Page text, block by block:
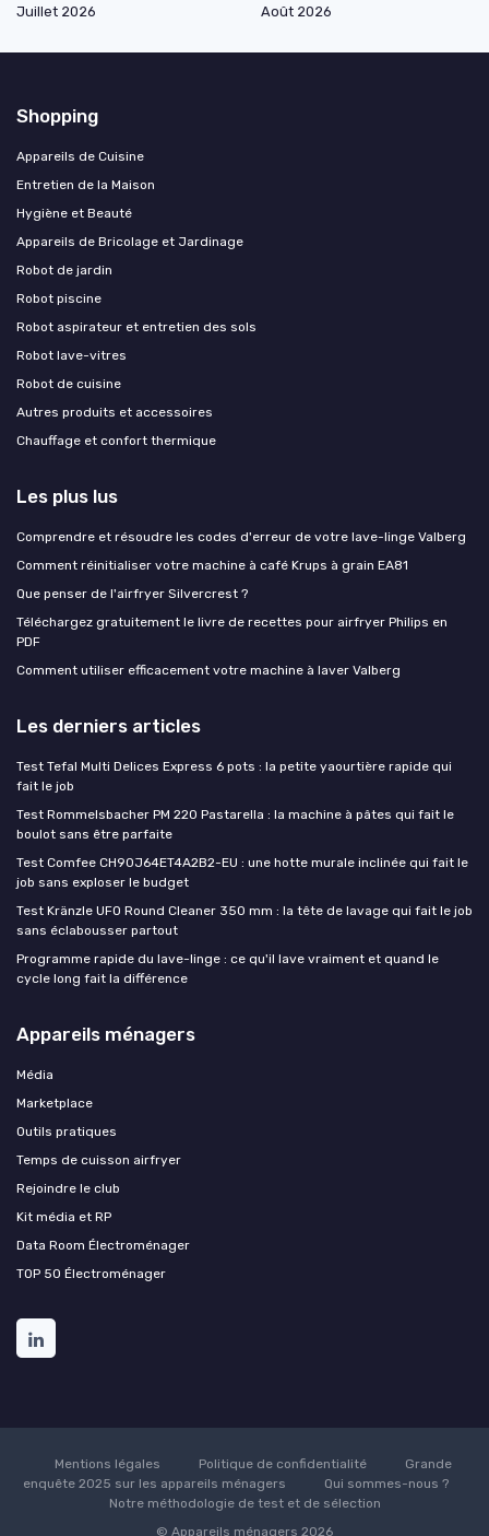
Juillet 2026
Août 2026
Shopping
Appareils de Cuisine
Entretien de la Maison
Hygiène et Beauté
Appareils de Bricolage et Jardinage
Robot de jardin
Robot piscine
Robot aspirateur et entretien des sols
Robot lave-vitres
Robot de cuisine
Autres produits et accessoires
Chauffage et confort thermique
Les plus lus
Comprendre et résoudre les codes d'erreur de votre lave-linge Valberg
Comment réinitialiser votre machine à café Krups à grain EA81
Que penser de l'airfryer Silvercrest ?
Téléchargez gratuitement le livre de recettes pour airfryer Philips en
PDF
Comment utiliser efficacement votre machine à laver Valberg
Les derniers articles
Test Tefal Multi Delices Express 6 pots : la petite yaourtière rapide qui
fait le job
Test Rommelsbacher PM 220 Pastarella : la machine à pâtes qui fait le
boulot sans être parfaite
Test Comfee CH90J64ET4A2B2-EU : une hotte murale inclinée qui fait le
job sans exploser le budget
Test Kränzle UFO Round Cleaner 350 mm : la tête de lavage qui fait le job
sans éclabousser partout
Programme rapide du lave-linge : ce qu'il lave vraiment et quand le
cycle long fait la différence
Appareils ménagers
Média
Marketplace
Outils pratiques
Temps de cuisson airfryer
Rejoindre le club
Kit média et RP
Data Room Électroménager
TOP 50 Électroménager
Mentions légales Politique de confidentialité
Grande
enquête 2025 sur les appareils ménagers
Qui sommes-nous ?
Notre méthodologie de test et de sélection
© Appareils ménagers 2026